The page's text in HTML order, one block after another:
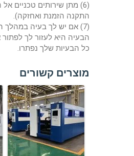
(6) מתן שירותים טכניים אל הדלת (יש לנו מהנדסים מקצועיים להציע מכונה
התקנה הזמנת ואחזקה).
(7) אם יש לך בעיה במהלך השימוש שלך. אתה צריך טכנאי שלנו לשפוט איפה
הבעיה היא לעזור לך
כל הבעיות שלך נפתרו.
מוצרים קשורים